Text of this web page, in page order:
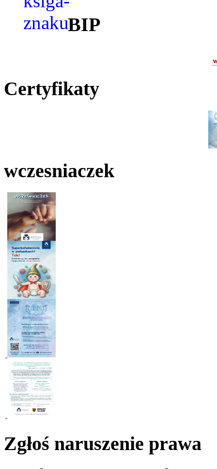
BIP
Certyfikaty
wczesniaczek
Zgłoś naruszenie prawa